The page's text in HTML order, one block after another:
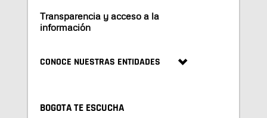
Transparencia y acceso a la
información
CONOCE NUESTRAS ENTIDADES
BOGOTA TE ESCUCHA